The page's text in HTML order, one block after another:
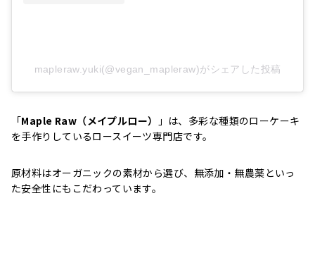
mapleraw.yuki(@vegan_mapleraw)がシェアした投稿
「Maple Raw（メイプルロー）
」は、多彩な種類のローケーキ
を手作りしているロースイーツ専門店です。
原材料はオーガニックの素材から選び、無添加・無農薬といっ
た安全性にもこだわっています。